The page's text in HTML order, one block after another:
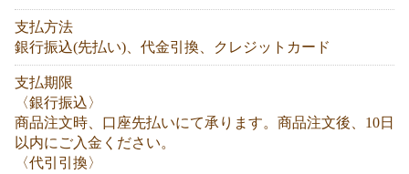
支払方法
銀行振込(先払い)、代金引換、クレジットカード
支払期限
〈銀行振込〉
商品注文時、口座先払いにて承ります。商品注文後、10日
以内にご入金ください。
〈代引引換〉